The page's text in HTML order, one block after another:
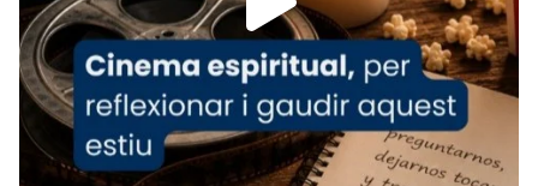
Arquebisbat de Barcelona
1 week ago
«Avui les santes Juliana i Semproniana ens
ajuden a alçar la mirada»